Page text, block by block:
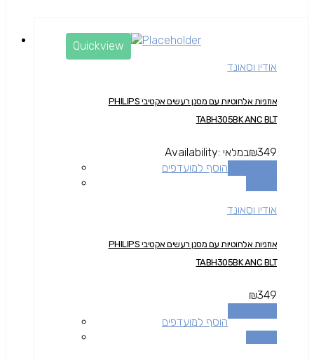
Quickview
אודיו וסאונד
אוזניות אלחוטיות עם מסנן רעשים אקטיבי PHILIPS
TABH305BK ANC BLT
₪349
Availability: במלאי
הוסף למועדפים
אודיו וסאונד
אוזניות אלחוטיות עם מסנן רעשים אקטיבי PHILIPS
TABH305BK ANC BLT
₪349
הוסף למועדפים